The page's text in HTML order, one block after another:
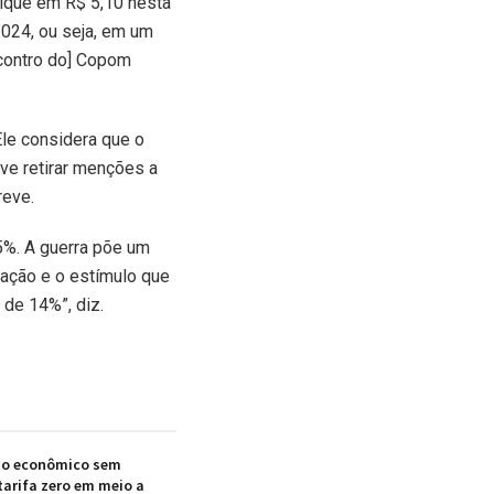
ou seja, em um
do] Copom
considera que o
retirar menções a
A guerra põe um
e o estímulo que
14%”, diz.
econômico sem
zero em meio a